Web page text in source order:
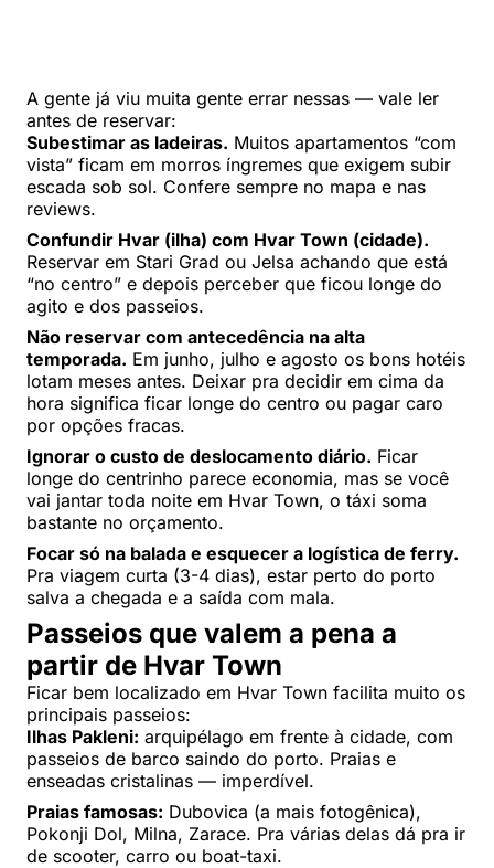
A gente já viu muita gente errar nessas — vale ler
antes de reservar:
Subestimar as ladeiras. Muitos apartamentos “com
vista” ficam em morros íngremes que exigem subir
escada sob sol. Confere sempre no mapa e nas
reviews.
Confundir Hvar (ilha) com Hvar Town (cidade).
Reservar em Stari Grad ou Jelsa achando que está
“no centro” e depois perceber que ficou longe do
agito e dos passeios.
Não reservar com antecedência na alta
temporada. Em junho, julho e agosto os bons hotéis
lotam meses antes. Deixar pra decidir em cima da
hora significa ficar longe do centro ou pagar caro
por opções fracas.
Ignorar o custo de deslocamento diário. Ficar
longe do centrinho parece economia, mas se você
vai jantar toda noite em Hvar Town, o táxi soma
bastante no orçamento.
Focar só na balada e esquecer a logística de ferry.
Pra viagem curta (3-4 dias), estar perto do porto
salva a chegada e a saída com mala.
Passeios que valem a pena a
partir de Hvar Town
Ficar bem localizado em Hvar Town facilita muito os
principais passeios:
Ilhas Pakleni: arquipélago em frente à cidade, com
passeios de barco saindo do porto. Praias e
enseadas cristalinas — imperdível.
Praias famosas: Dubovica (a mais fotogênica),
Pokonji Dol, Milna, Zarace. Pra várias delas dá pra ir
de scooter, carro ou boat-taxi.